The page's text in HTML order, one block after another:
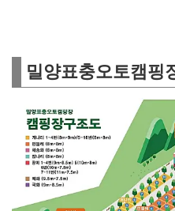
밀양표충오토캠핑